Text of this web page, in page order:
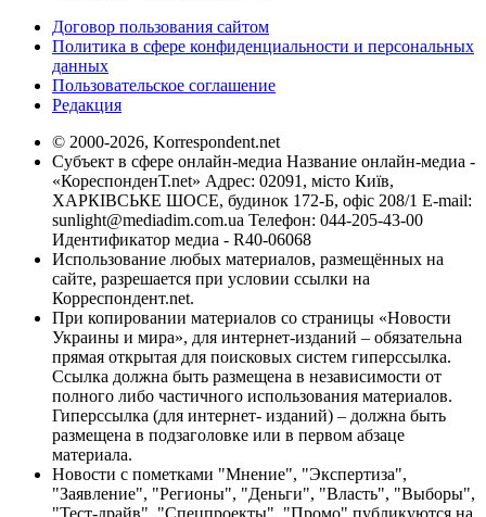
Договор пользования сайтом
Политика в сфере конфиденциальности и персональных
данных
Пользовательское соглашение
Редакция
© 2000-2026, Korrespondent.net
Субъект в сфере онлайн-медиа Название онлайн-медиа -
«КореспонденТ.net» Адрес: 02091, місто Київ,
ХАРКІВСЬКЕ ШОСЕ, будинок 172-Б, офіс 208/1 E-mail:
sunlight@mediadim.com.ua Телефон: 044-205-43-00
Идентификатор медиа - R40-06068
Использование любых материалов, размещённых на
сайте, разрешается при условии ссылки на
Корреспондент.net.
При копировании материалов со страницы «Новости
Украины и мира», для интернет-изданий – обязательна
прямая открытая для поисковых систем гиперссылка.
Ссылка должна быть размещена в независимости от
полного либо частичного использования материалов.
Гиперссылка (для интернет- изданий) – должна быть
размещена в подзаголовке или в первом абзаце
материала.
Новости с пометками "Мнение", "Экспертиза",
"Заявление", "Регионы", "Деньги", "Власть", "Выборы",
"Тест-драйв", "Спецпроекты", "Промо" публикуются на